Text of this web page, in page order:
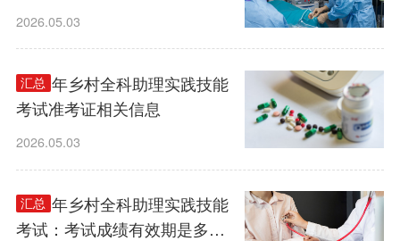
2026.05.03
汇总
2026年乡村全科助理实践技能
考试准考证相关信息
2026.05.03
汇总
2026年乡村全科助理实践技能
考试：考试成绩有效期是多